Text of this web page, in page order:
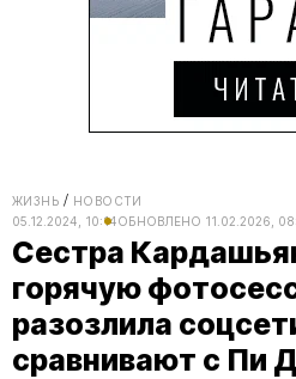
ЖИЗНЬ
НОВОСТИ
05.12.2024, 10:14ОБНОВЛЕНО 11.02.2026,
Сестра
горячую
разозлила
сравнивают с Пи